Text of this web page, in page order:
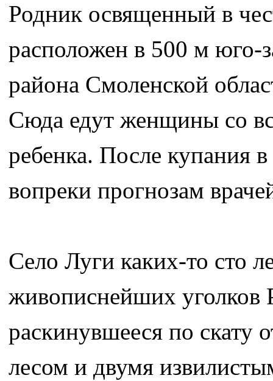
Родник освященный в
расположен в 500 м юго-
района Смоленской
Сюда едут женщины со
ребенка. После купания
вопреки прогнозам
Cело Луги каких-то сто
живописнейших уголков
раскинувшееся по скату
лесом и двумя